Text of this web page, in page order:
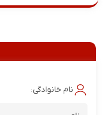
نام خانوادگی: